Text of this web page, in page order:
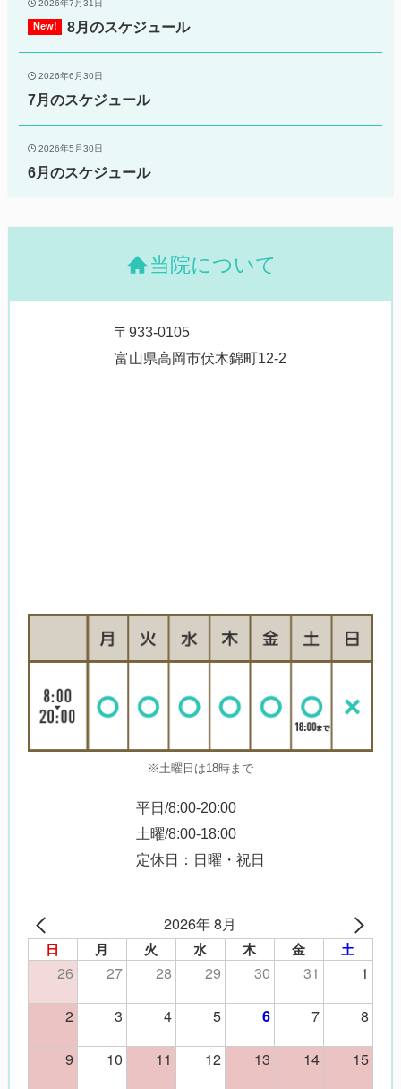
2026年7月31日
8月のスケジュール
2026年6月30日
7月のスケジュール
2026年5月30日
6月のスケジュール
当院について
〒933-0105
富山県高岡市伏木錦町12-2
※土曜日は18時まで
平日/8:00-20:00
土曜/8:00-18:00
定休日：日曜・祝日
2026年 8月
日 月 火 水 木 金 土
26 27 28 29 30 31
1
2
3 4 5 6 7
8
9
10 11 12 13 14
15